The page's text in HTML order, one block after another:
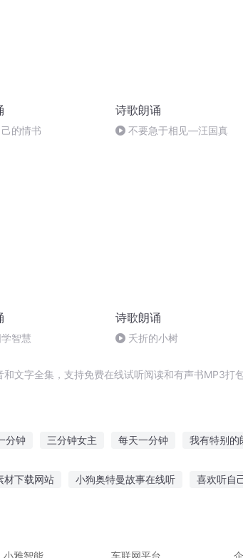
的情书
诗歌朗诵
不要急于相见—汪国真
智慧
诗歌朗诵
夭折的小树
文字全集，支持免费在线试听阅读和有声书MP3打包
分钟 三分钟女主 每天一分钟 我有特别的
材下载网站 小狗奥特曼故事在线听 喜欢听自
小雅智能 车联网平台